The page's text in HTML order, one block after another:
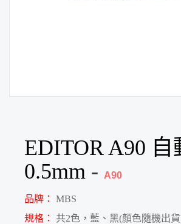
EDITOR A90 自
0.5mm - A90
品牌： MBS
規格： 共2色，藍、黑(顏色隨機出